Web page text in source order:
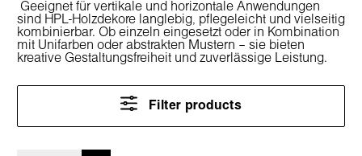
Geeignet für vertikale und horizontale Anwendungen
sind HPL-Holzdekore langlebig, pflegeleicht und vielseitig
kombinierbar. Ob einzeln eingesetzt oder in Kombination
mit Unifarben oder abstrakten Mustern – sie bieten
kreative Gestaltungsfreiheit und zuverlässige Leistung.
Filter products